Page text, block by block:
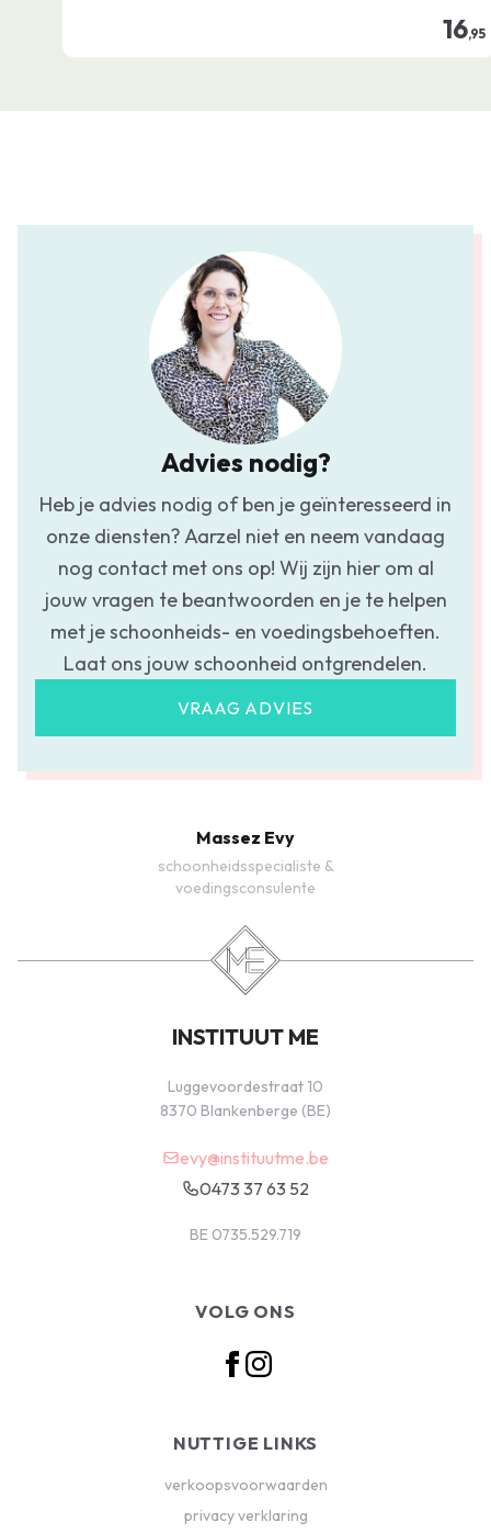
16,95
Advies nodig?
Heb je advies nodig of ben je geïnteresseerd in
onze diensten? Aarzel niet en neem vandaag
nog contact met ons op! Wij zijn hier om al
jouw vragen te beantwoorden en je te helpen
met je schoonheids- en voedingsbehoeften.
Laat ons jouw schoonheid ontgrendelen.
VRAAG ADVIES
Massez Evy
schoonheidsspecialiste &
voedingsconsulente
INSTITUUT ME
Luggevoordestraat 10
8370 Blankenberge (BE)
evy@instituutme.be
0473 37 63 52
BE 0735.529.719
VOLG ONS
NUTTIGE LINKS
verkoopsvoorwaarden
privacy verklaring